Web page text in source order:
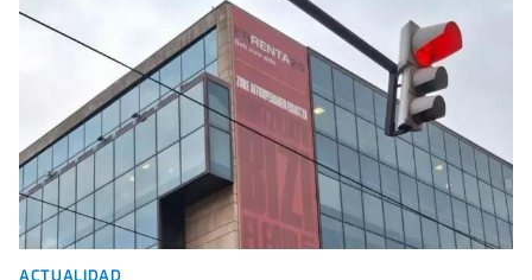
ACTUALIDAD